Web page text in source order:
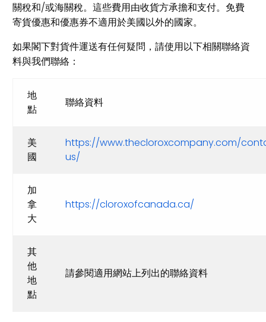
關稅和/或海關稅。這些費用由收貨方承擔和支付。免費
寄貨優惠和優惠券不適用於美國以外的國家。
如果閣下對貨件運送有任何疑問，請使用以下相關聯絡資
料與我們聯絡：
地
點
聯絡資料
美
國
https://www.thecloroxcompany.com/
us/
加
拿
大
https://cloroxofcanada.ca/
其
他
地
點
請參閱適用網站上列出的聯絡資料